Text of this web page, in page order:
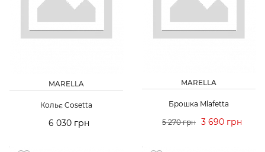
MARELLA
Кольє Cosetta
6 030 грн
MARELLA
Брошка Mlafetta
5 270 грн 3 690 грн